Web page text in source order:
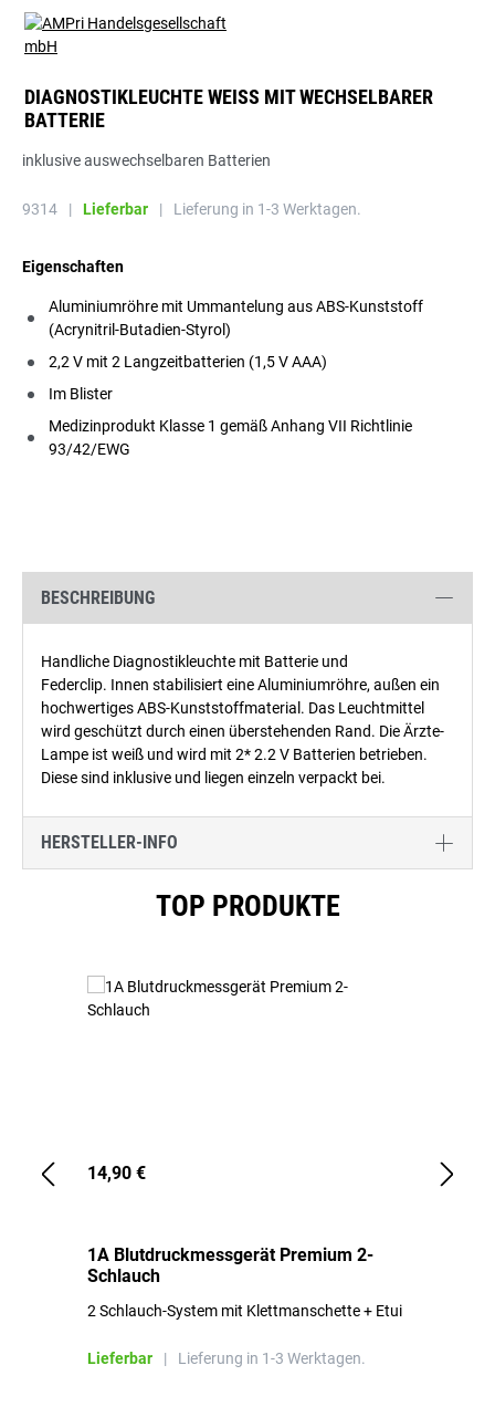
DIAGNOSTIKLEUCHTE WEISS MIT WECHSELBARER B
ATTERIE
inklusive auswechselbaren Batterien
9314 | Lieferbar | Lieferung in 1-3 Werktagen.
Eigenschaften
Aluminiumröhre mit Ummantelung aus ABS-Kunststoff
(Acrynitril-Butadien-Styrol)
2,2 V mit 2 Langzeitbatterien (1,5 V AAA)
Im Blister
Medizinprodukt Klasse 1 gemäß Anhang VII Richtlinie
93/42/EWG
BESCHREIBUNG
Handliche Diagnostikleuchte mit Batterie und
Federclip. Innen stabilisiert eine Aluminiumröhre, außen ein
hochwertiges ABS-Kunststoffmaterial. Das Leuchtmittel
wird geschützt durch einen überstehenden Rand. Die Ärzte-
Lampe ist weiß und wird mit 2* 2.2 V Batterien betrieben.
Diese sind inklusive und liegen einzeln verpackt bei.
HERSTELLER-INFO
TOP PRODUKTE
14,90 €
1A Blutdruckmessgerät Premium 2-
Schlauch
2 Schlauch-System mit Klettmanschette + Etui
Lieferbar | Lieferung in 1-3 Werktagen.